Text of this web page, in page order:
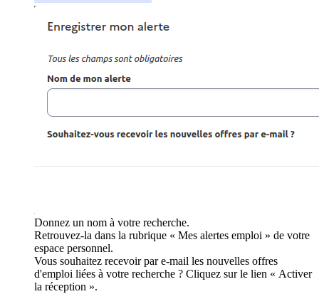
Donnez un nom à votre recherche.
Retrouvez-la dans la rubrique « Mes alertes emploi » de votre
espace personnel.
Vous souhaitez recevoir par e-mail les nouvelles offres
d'emploi liées à votre recherche ? Cliquez sur le lien « Activer
la réception ».